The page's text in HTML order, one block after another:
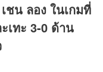
ชน ลอง ในเกมที่
เทะ 3-0 ด้าน